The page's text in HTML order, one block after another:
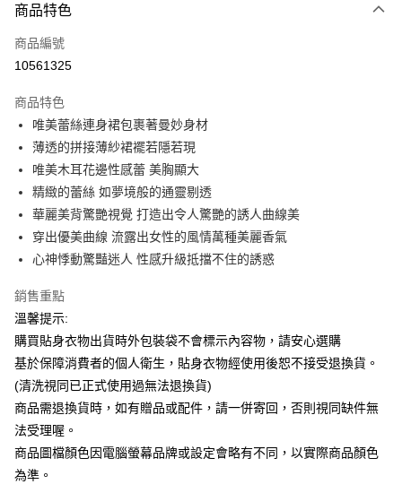
信用卡一次付款
超商取貨付款
Apple Pay
街口支付
悠遊付
ATM付款
運送方式
全家付款取貨
每筆NT$65，滿NT$599(含以上)免運費
7-11付款取貨
每筆NT$65，滿NT$599(含以上)免運費
宅配
每筆NT$80，滿NT$599(含以上)免運費
商品特色
商品編號
10561325
商品特色
唯美蕾絲連身裙包裹著曼妙身材
薄透的拼接薄紗裙襬若隱若現
唯美木耳花邊性感蕾 美胸顯大
精緻的蕾絲 如夢境般的通靈剔透
華麗美背驚艷視覺 打造出令人驚艷的誘人曲線美
穿出優美曲線 流露出女性的風情萬種美麗香氣
心神悸動驚豔迷人 性感升級抵擋不住的誘惑
銷售重點
溫馨提示:
購買貼身衣物出貨時外包裝袋不會標示內容物，請安心選購
基於保障消費者的個人衛生，貼身衣物經使用後恕不接受退換貨。
(清洗視同已正式使用過無法退換貨)
商品需退換貨時，如有贈品或配件，請一併寄回，否則視同缺件無
法受理喔。
商品圖檔顏色因電腦螢幕品牌或設定會略有不同，以實際商品顏色
為準。